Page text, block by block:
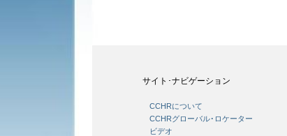
サイト･ナビゲーション
CCHRについて
CCHRグローバル･ロケーター
ビデオ